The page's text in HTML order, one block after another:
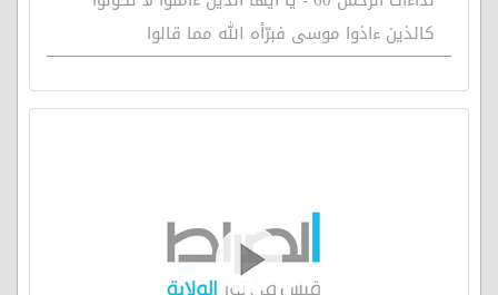
كالذين ءاذوا موسى فبرّأه الله مما قالوا